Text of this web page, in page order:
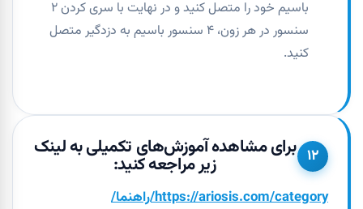
باسیم خود را متصل کنید و در نهایت با سری کردن ۲
سنسور در هر زون، ۴ سنسور باسیم به دزدگیر متصل
کنید.
۱۲ برای مشاهده آموزش‌های تکمیلی به لینک
زیر مراجعه کنید:
https://ariosis.com/category/راهنما/